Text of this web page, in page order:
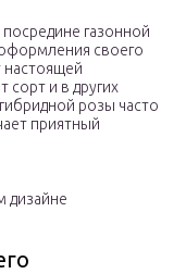
газонной
своего
настоящей
и в других
розы часто
приятный
дизайне